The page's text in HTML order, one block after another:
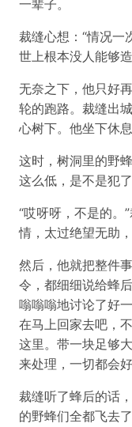
一辈子。
裁缝心想：“情况一
世上根本没人能够
无奈之下，他只好
轮的跑路。裁缝出
心树下。他坐下休
这时，树洞里的野
这么低，是不是犯了
“哎呀呀，不是的。
情，太过绝望无助
然后，他就把整件
令，都细细说给蜂
嗡嗡嗡地讨论了好
在马上回家去吧，
这里。带一块足够
来处理，一切都会
裁缝听了蜂后的话
的野蜂们全都飞去